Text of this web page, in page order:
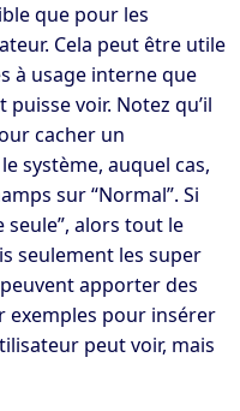
que pour les
Cela peut être utile
à usage interne que
voir. Notez qu’il
cacher un
système, auquel cas,
sur “Normal”. Si
seule”, alors tout le
seulement les super
apporter des
exemples pour insérer
peut voir, mais